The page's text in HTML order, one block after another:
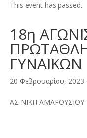
This event has passed.
18η
ΓΥΝΑΙΚΩΝ
20 Φεβρουαρίου, 2023
ΑΣ ΝΙΚΗ